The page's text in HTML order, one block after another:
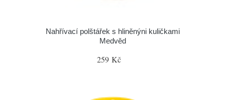
Nahřívací polštářek s hliněnýni kuličkami
Medvěd
259 Kč